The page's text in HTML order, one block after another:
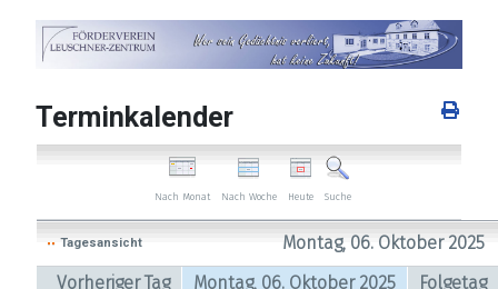
Terminkalender
Nach Monat Nach Woche Heute Suche
Tagesansicht
Montag, 06. Oktober 2025
Vorheriger Tag
Montag, 06. Oktober 2025
Folgetag